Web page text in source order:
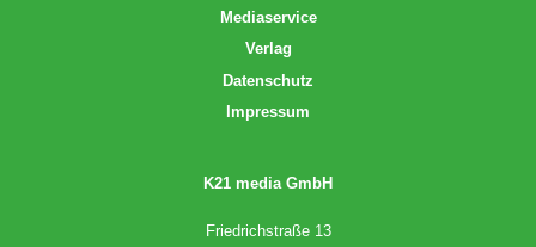
Mediaservice
Verlag
Datenschutz
Impressum
K21 media GmbH
Friedrichstraße 13